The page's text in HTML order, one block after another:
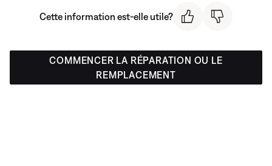
Cette information est-elle utile?
COMMENCER LA RÉPARATION OU LE
REMPLACEMENT